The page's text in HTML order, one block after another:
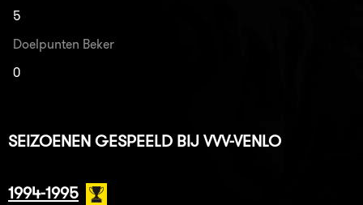
5
Doelpunten Beker
0
SEIZOENEN GESPEELD BIJ VVV-VENLO
1994-1995